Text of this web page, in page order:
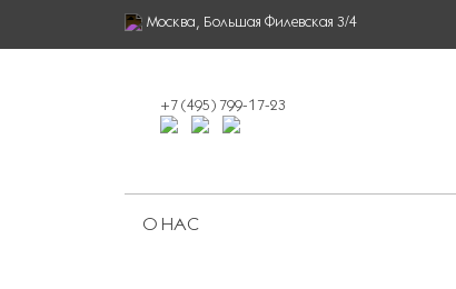
Москва, Большая Филевская 3/4
+7 (495) 799-17-23
О НАС